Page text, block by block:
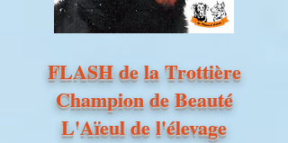
FLASH de la Trottière
Champion de Beauté
L'Aïeul de l'élevage